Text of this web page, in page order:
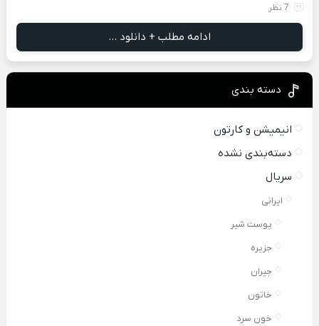
7 نظر
ادامه مطلب + دانلود ...
دسته بندی
انیمیشن و کارتون
دسته‌بندی نشده
سریال
ایرانی
پوست شیر
جزیره
جیران
خاتون
خون سرد